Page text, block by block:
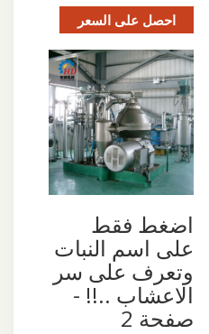
احصل على السعر
اضغط فقط
على اسم النبات
وتعرف على سر
الاعشاب ..!! -
صفحة 2